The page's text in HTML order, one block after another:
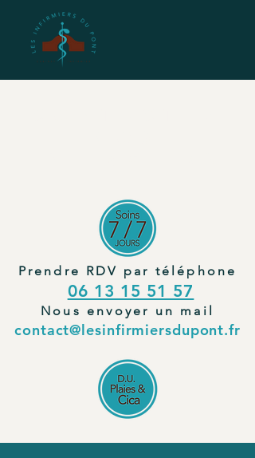
Prendre RDV par téléphone
06 13 15 51 57
Nous envoyer un mail
contact@lesinfirmiersdupont.fr